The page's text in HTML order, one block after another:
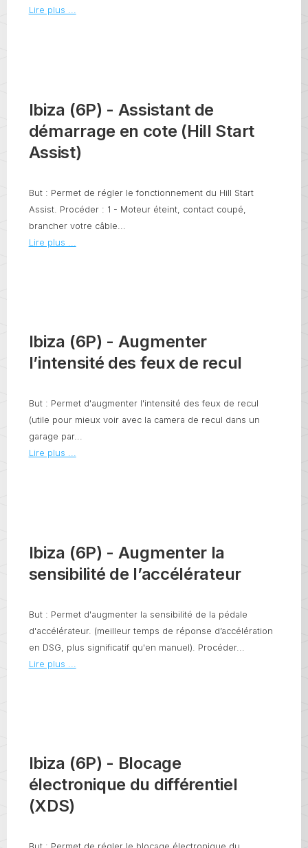
Lire plus ...
Ibiza (6P) - Assistant de
démarrage en cote (Hill Start
Assist)
But : Permet de régler le fonctionnement du Hill Start
Assist. Procéder : 1 - Moteur éteint, contact coupé,
brancher votre câble...
Lire plus ...
Ibiza (6P) - Augmenter
l’intensité des feux de recul
But : Permet d'augmenter l'intensité des feux de recul
(utile pour mieux voir avec la camera de recul dans un
garage par...
Lire plus ...
Ibiza (6P) - Augmenter la
sensibilité de l’accélérateur
But : Permet d'augmenter la sensibilité de la pédale
d'accélérateur. (meilleur temps de réponse d’accélération
en DSG, plus significatif qu'en manuel). Procéder...
Lire plus ...
Ibiza (6P) - Blocage
électronique du différentiel
(XDS)